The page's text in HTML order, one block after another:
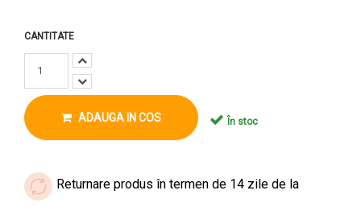
CANTITATE
ADAUGA IN COS În stoc
Returnare produs în termen de 14 zile de la